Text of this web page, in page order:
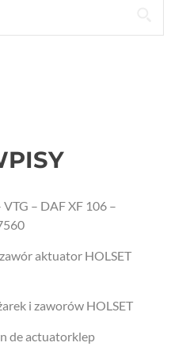
– DAF XF 106 –
aktuator HOLSET
i zaworów HOLSET
de actuatorklep